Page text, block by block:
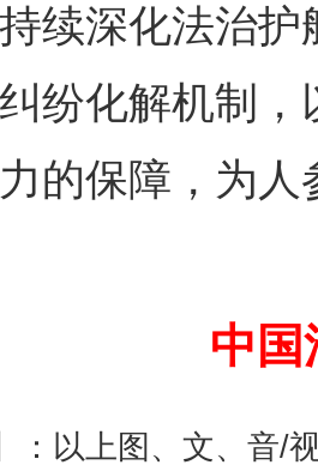
续深化法治
纷化解机制
的保障，为
中国
：以上图、文、音/
任有效落实